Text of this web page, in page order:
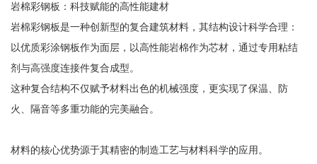
岩棉彩钢板：科技赋能的高性能建材
岩棉彩钢板是一种创新型的复合建筑材料，其结构设计科学合理：
以优质彩涂钢板作为面层，以高性能岩棉作为芯材，通过专用粘结
剂与高强度连接件复合成型。
这种复合结构不仅赋予材料出色的机械强度，更实现了保温、防
火、隔音等多重功能的完美融合。
材料的核心优势源于其精密的制造工艺与材料科学的应用。